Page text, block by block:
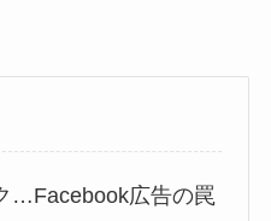
…Facebook広告の罠